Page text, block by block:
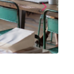
arrow_forward_iosNext